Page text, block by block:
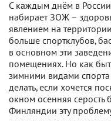
С каждым днём в
набирает ЗОЖ –
явлением на
больше спортклубов,
в основном эти
помещениях. Но как
зимними видами
делать, если хочется
окном осенняя серость
Финляндии эту